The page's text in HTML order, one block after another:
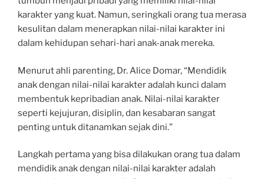
karakter yang kuat. Namun, seringkali orang tua merasa
kesulitan dalam menerapkan nilai-nilai karakter ini
dalam kehidupan sehari-hari anak-anak mereka.
Menurut ahli parenting, Dr. Alice Domar, “Mendidik
anak dengan nilai-nilai karakter adalah kunci dalam
membentuk kepribadian anak. Nilai-nilai karakter
seperti kejujuran, disiplin, dan kesabaran sangat
penting untuk ditanamkan sejak dini.”
Langkah pertama yang bisa dilakukan orang tua dalam
mendidik anak dengan nilai-nilai karakter adalah